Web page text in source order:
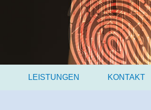
LEISTUNGEN KONTAKT